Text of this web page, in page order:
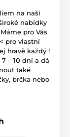
na naší
nabídky
pro Vás
pro vlastní
hravě každý !
– 10 dní a dá
také
brčka nebo